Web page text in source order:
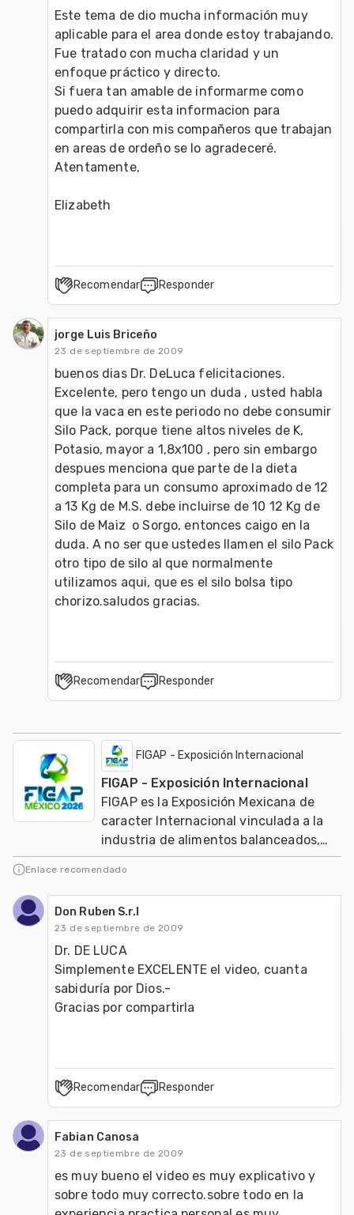
Este tema de dio mucha información muy
aplicable para el area donde estoy trabajando.
Fue tratado con mucha claridad y un
enfoque práctico y directo.
Si fuera tan amable de informarme como
puedo adquirir esta informacion para
compartirla con mis compañeros que trabajan
en areas de ordeño se lo agradeceré.
Atentamente,
Elizabeth
Recomendar Responder
jorge Luis Briceño
23 de septiembre de 2009
buenos dias Dr. DeLuca felicitaciones.
Excelente, pero tengo un duda , usted habla
que la vaca en este periodo no debe consumir
Silo Pack, porque tiene altos niveles de K,
Potasio, mayor a 1,8x100 , pero sin embargo
despues menciona que parte de la dieta
completa para un consumo aproximado de 12
a 13 Kg de M.S. debe incluirse de 10 12 Kg de
Silo de Maiz  o Sorgo, entonces caigo en la
duda. A no ser que ustedes llamen el silo Pack
otro tipo de silo al que normalmente
utilizamos aqui, que es el silo bolsa tipo
chorizo.saludos gracias.
Recomendar Responder
FIGAP - Exposición Internacional
FIGAP - Exposición Internacional
FIGAP es la Exposición Mexicana de
caracter Internacional vinculada a la
industria de alimentos balanceados,
salud, nutrición y genética en
producción anima
Enlace recomendado
Don Ruben S.r.l
23 de septiembre de 2009
Dr. DE LUCA
Simplemente EXCELENTE el video, cuanta
sabiduría por Dios.-
Gracias por compartirla
Recomendar Responder
Fabian Canosa
23 de septiembre de 2009
es muy bueno el video es muy explicativo y
sobre todo muy correcto.sobre todo en la